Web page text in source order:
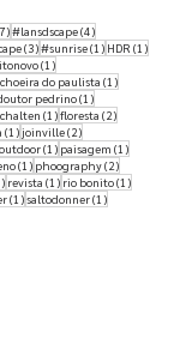
7 posts
#lansdscape(4)4 posts
(3)3 posts
#sunrise(1)1 post
HDR
(1)1 post
do paulista(1)1 post
post pedrino(1)1 post
(1)1 post
floresta(2)2 posts
(1)1 post
joinville(2)2 posts
posts
outdoor(1)1 post
paisagem(1)1 post
(1)1 post
phoography(2)